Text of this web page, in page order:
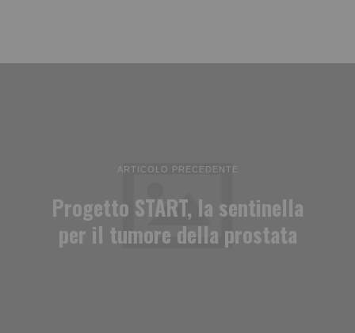
ARTICOLO PRECEDENTE
Progetto START, la sentinella
per il tumore della prostata